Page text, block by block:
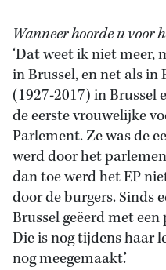
Wanneer hoorde u voor
‘Dat weet ik niet meer,
in Brussel, en net als
(1927-2017) in Brussel
de eerste vrouwelijke
Parlement. Ze was de
werd door het
dan toe werd het EP
door de burgers. Sinds
Brussel geëerd met
Die is nog tijdens haar
nog meegemaakt.’